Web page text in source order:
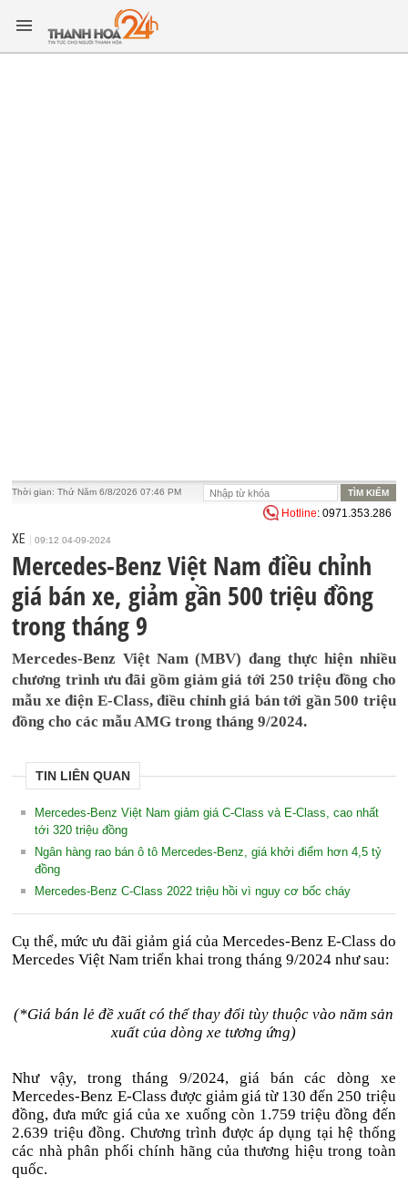
Thời gian:Thứ Năm 6/8/2026 07:46 PM
Hotline: 0971.353.286
XE 09:12 04-09-2024
Mercedes-Benz Việt Nam điều chỉnh
giá bán xe, giảm gần 500 triệu đồng
trong tháng 9
Mercedes-Benz Việt Nam (MBV) đang thực hiện nhiều
chương trình ưu đãi gồm giảm giá tới 250 triệu đồng cho
mẫu xe điện E-Class, điều chỉnh giá bán tới gần 500 triệu
đồng cho các mẫu AMG trong tháng 9/2024.
TIN LIÊN QUAN
Mercedes-Benz Việt Nam giảm giá C-Class và E-Class, cao nhất
tới 320 triệu đồng
Ngân hàng rao bán ô tô Mercedes-Benz, giá khởi điểm hơn 4,5 tỷ
đồng
Mercedes-Benz C-Class 2022 triệu hồi vì nguy cơ bốc cháy
Cụ thể, mức ưu đãi giảm giá của Mercedes-Benz E-Class do
Mercedes Việt Nam triển khai trong tháng 9/2024 như sau:
(*Giá bán lẻ đề xuất có thể thay đổi tùy thuộc vào năm sản
xuất của dòng xe tương ứng)
Như vậy, trong tháng 9/2024, giá bán các dòng xe
Mercedes-Benz E-Class được giảm giá từ 130 đến 250 triệu
đồng, đưa mức giá của xe xuống còn 1.759 triệu đồng đến
2.639 triệu đồng. Chương trình được áp dụng tại hệ thống
các nhà phân phối chính hãng của thương hiệu trong toàn
quốc.